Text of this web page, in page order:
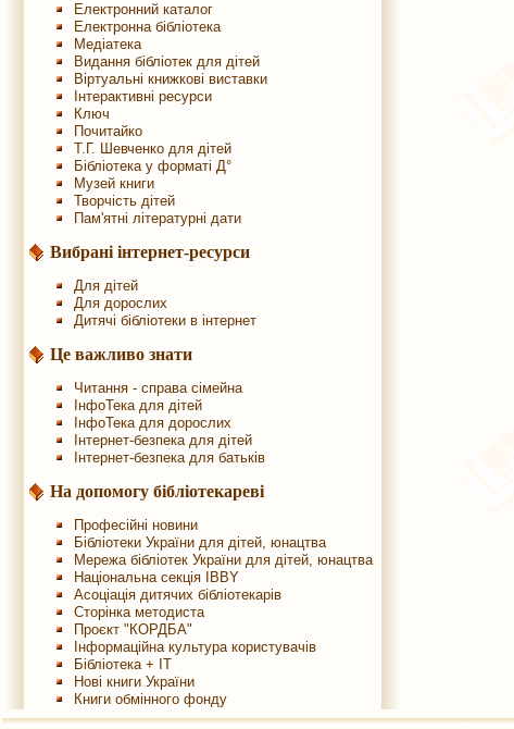
Електронний каталог
Електронна бібліотека
Медіатека
Видання бібліотек для дітей
Віртуальні книжкові виставки
Інтерактивні ресурси
Ключ
Почитайко
Т.Г. Шевченко для дітей
Бібліотека у форматі Д°
Музей книги
Творчість дітей
Пам'ятні літературні дати
Вибрані інтернет-ресурси
Для дітей
Для дорослих
Дитячі бібліотеки в інтернет
Це важливо знати
Читання - справа сімейна
ІнфоТека для дітей
ІнфоТека для дорослих
Інтернет-безпека для дітей
Інтернет-безпека для батьків
На допомогу бібліотекареві
Професійні новини
Бібліотеки України для дітей, юнацтва
Мережа бібліотек України для дітей, юнацтва
Національна секція IBBY
Асоціація дитячих бібліотекарів
Сторінка методиста
Проєкт "КОРДБА"
Інформаційна культура користувачів
Бібліотека + IT
Нові книги України
Книги обмінного фонду